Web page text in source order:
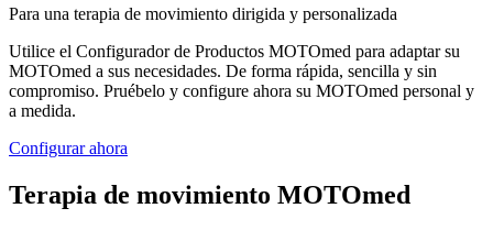
Para una terapia de movimiento dirigida y personalizada
Utilice el Configurador de Productos MOTOmed para adaptar su
MOTOmed a sus necesidades. De forma rápida, sencilla y sin
compromiso. Pruébelo y configure ahora su MOTOmed personal y
a medida.
Configurar ahora
Terapia de movimiento MOTOmed